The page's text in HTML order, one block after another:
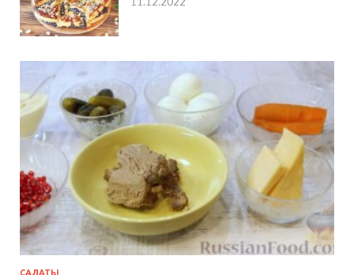
САЛАТЫ